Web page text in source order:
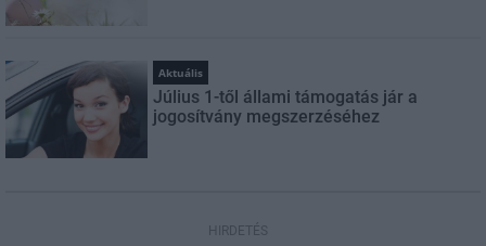
Aktuális
Július 1-től állami támogatás jár a
jogosítvány megszerzéséhez
HIRDETÉS